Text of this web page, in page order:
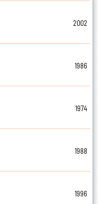
2002
1986
1974
1988
1996